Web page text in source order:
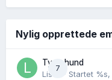
Nylig opprettede
7
Tynn hund
Lisen
· Startet